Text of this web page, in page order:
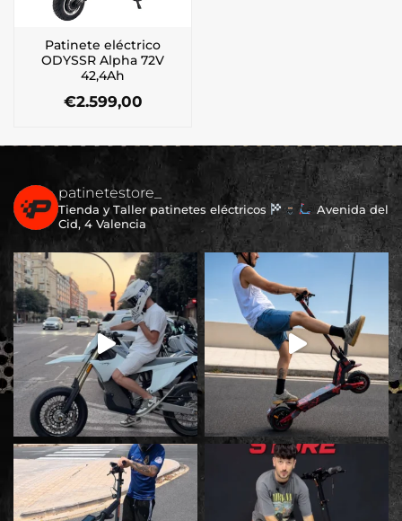
Patinete eléctrico
ODYSSR Alpha 72V
42,4Ah
€2.599,00
patinetestore_
Tienda y Taller patinetes eléctricos
Avenida del
Cid, 4 Valencia